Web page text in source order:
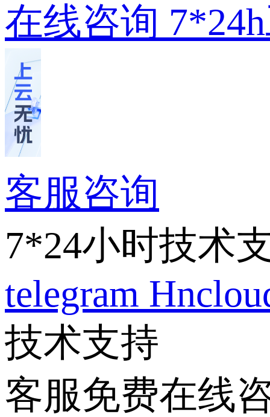
在线咨询
客服咨询
7*24小时技术
telegram
技术支持
客服免费在线